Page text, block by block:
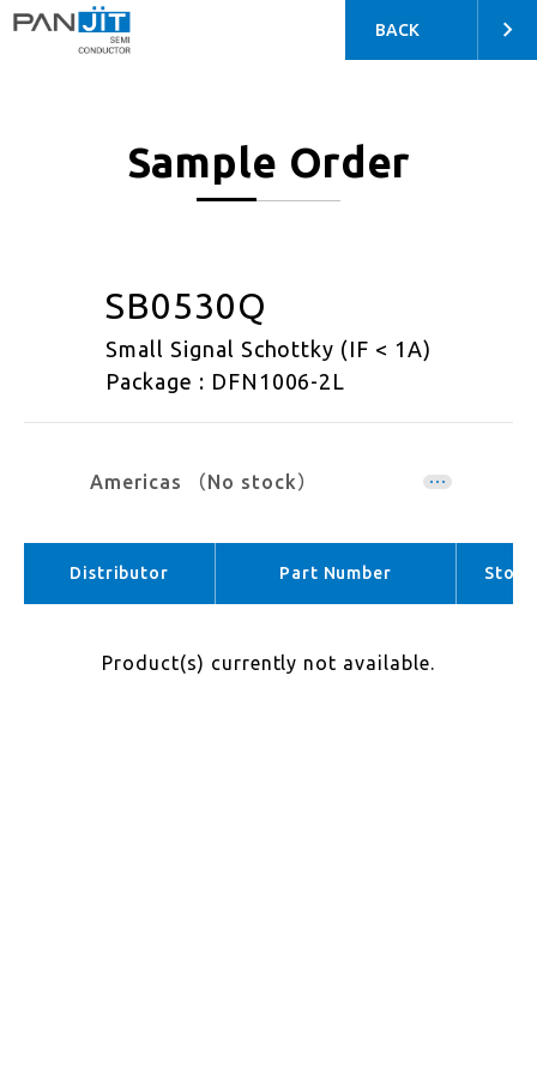
BACK
Sample Order
SB0530Q
Small Signal Schottky (IF < 1A)
Package : DFN1006-2L
Americas （No stock）
APAC （No stock）
Distributor Part Number Stock
Product(s) currently not available.